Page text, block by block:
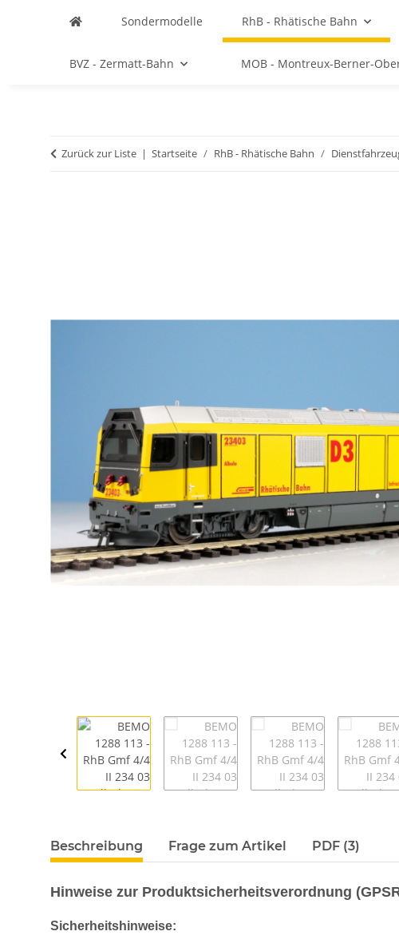
Sondermodelle RhB - Rhätische Bahn
BVZ - Zermatt-Bahn MOB - Montreux-Berner-
Zurück zur Liste Startseite RhB - Rhätische Bahn
Beschreibung Frage zum Artikel PDF (3)
Hinweise zur Produktsicherheitsverordnung
Sicherheitshinweise: